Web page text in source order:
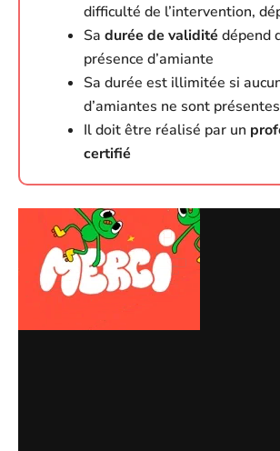
difficulté de l’intervention,
Sa durée de validité dépend
présence d’amiante
Sa durée est illimitée si
d’amiantes ne sont présentes
Il doit être réalisé par un
certifié